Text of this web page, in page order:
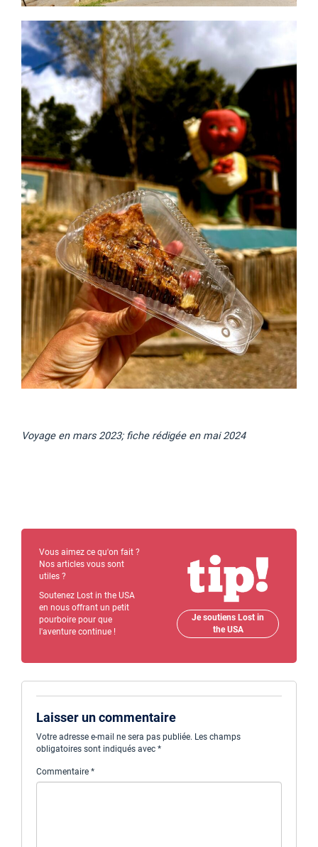
Voyage en mars 2023; fiche rédigée en mai 2024
Vous aimez ce qu'on fait ?
Nos articles vous sont
utiles ?
Soutenez Lost in the USA
en nous offrant un petit
pourboire pour que
l'aventure continue !
Je soutiens Lost in
the USA
Laisser un commentaire
Votre adresse e-mail ne sera pas publiée. Les champs
obligatoires sont indiqués avec *
Commentaire *